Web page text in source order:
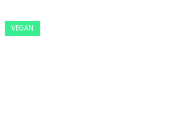
VEGAN